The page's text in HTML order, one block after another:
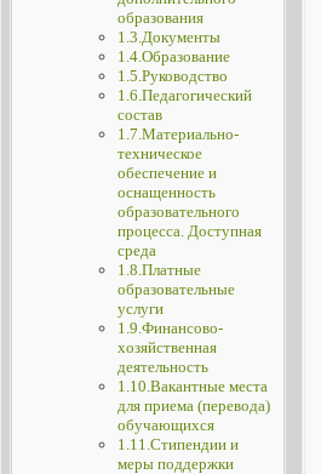
образования
1.3.Документы
1.4.Образование
1.5.Руководство
1.6.Педагогический
состав
1.7.Материально-
техническое
обеспечение и
оснащенность
образовательного
процесса. Доступная
среда
1.8.Платные
образовательные
услуги
1.9.Финансово-
хозяйственная
деятельность
1.10.Вакантные места
для приема (перевода)
обучающихся
1.11.Стипендии и
меры поддержки